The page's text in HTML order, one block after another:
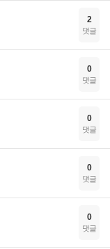
2
댓글
0
댓글
0
댓글
0
댓글
0
댓글